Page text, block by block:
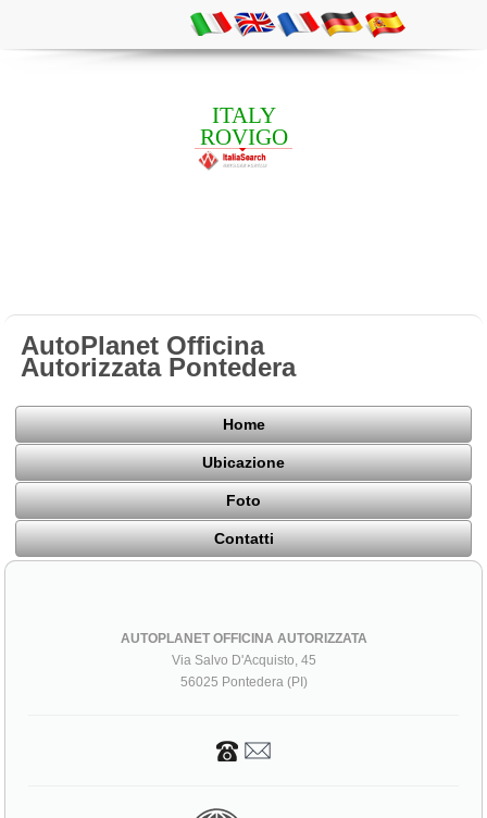
ITALY
ROVIGO
AutoPlanet Officina
Autorizzata Pontedera
Home
Ubicazione
Foto
Contatti
AUTOPLANET OFFICINA AUTORIZZATA
Via Salvo D'Acquisto, 45
56025 Pontedera (PI)